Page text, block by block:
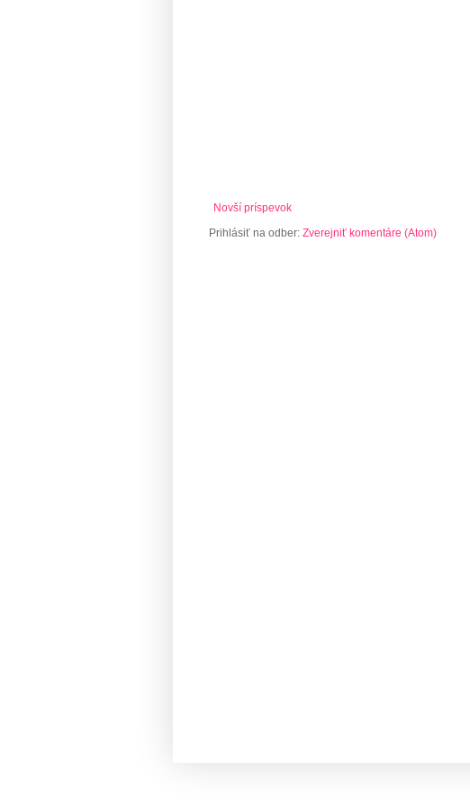
Novší príspevok
Prihlásiť na odber: Zverejniť komentáre (Atom)